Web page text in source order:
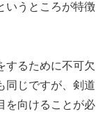
いうところが特徴
するために不可欠
同じですが、剣道
を向けることが必